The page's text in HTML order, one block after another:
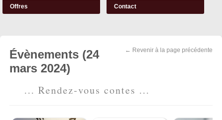
Offres Contact
← Revenir à la page précédente
Évènements (24
mars 2024)
... Rendez-vous contes ...